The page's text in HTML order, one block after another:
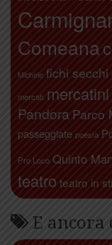
Comeana
Michele fichi secchi
mercati mercatini
Pandora Parco
passeggiate poesia
Pro Loco Quinto
teatro teatro in
E